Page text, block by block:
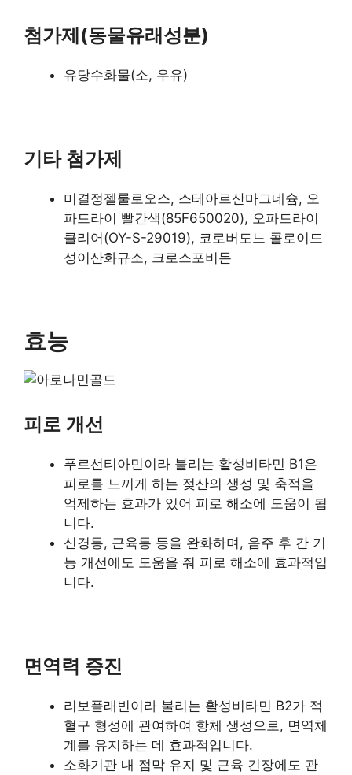
첨가제(동물유래성분)
유당수화물(소, 우유)
기타 첨가제
미결정젤룰로오스, 스테아르산마그네슘, 오
파드라이 빨간색(85F650020), 오파드라이
클리어(OY-S-29019), 코로버도느 콜로이드
성이산화규소, 크로스포비돈
효능
피로 개선
푸르선티아민이라 불리는 활성비타민 B1은
피로를 느끼게 하는 젖산의 생성 및 축적을
억제하는 효과가 있어 피로 해소에 도움이 됩
니다.
신경통, 근육통 등을 완화하며, 음주 후 간 기
능 개선에도 도움을 줘 피로 해소에 효과적입
니다.
면역력 증진
리보플래빈이라 불리는 활성비타민 B2가 적
혈구 형성에 관여하여 항체 생성으로, 면역체
계를 유지하는 데 효과적입니다.
소화기관 내 점막 유지 및 근육 긴장에도 관